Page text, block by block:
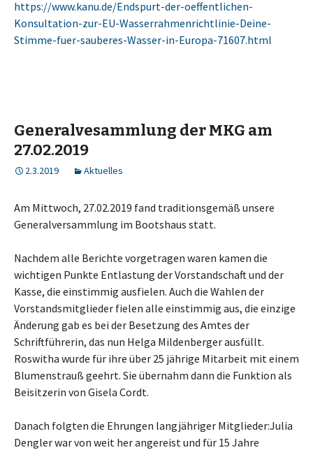
https://www.kanu.de/Endspurt-der-oeffentlichen-
Konsultation-zur-EU-Wasserrahmenrichtlinie-Deine-
Stimme-fuer-sauberes-Wasser-in-Europa-71607.html
Generalvesammlung der MKG am
27.02.2019
2.3.2019 Aktuelles
Am Mittwoch, 27.02.2019 fand traditionsgemäß unsere
Generalversammlung im Bootshaus statt.
Nachdem alle Berichte vorgetragen waren kamen die
wichtigen Punkte Entlastung der Vorstandschaft und der
Kasse, die einstimmig ausfielen. Auch die Wahlen der
Vorstandsmitglieder fielen alle einstimmig aus, die einzige
Änderung gab es bei der Besetzung des Amtes der
Schriftführerin, das nun Helga Mildenberger ausfüllt.
Roswitha wurde für ihre über 25 jährige Mitarbeit mit einem
Blumenstrauß geehrt. Sie übernahm dann die Funktion als
Beisitzerin von Gisela Cordt.
Danach folgten die Ehrungen langjähriger Mitglieder:Julia
Dengler war von weit her angereist und für 15 Jahre